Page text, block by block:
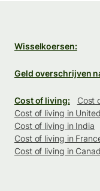
Wisselkoersen:
Geld overschrijven
Cost of living:
Cost
Cost of living in
Cost of living in India
Cost of living in
Cost of living in